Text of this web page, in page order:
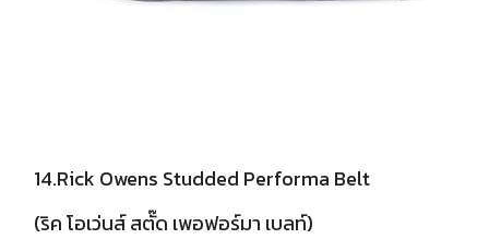
14.Rick Owens Studded Performa Belt
(ริค โอเว่นส์ สตั๊ด เพอฟอร์มา เบลท์)